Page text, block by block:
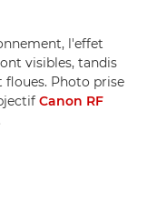
l'effet
visibles, tandis
floues. Photo prise
Canon RF